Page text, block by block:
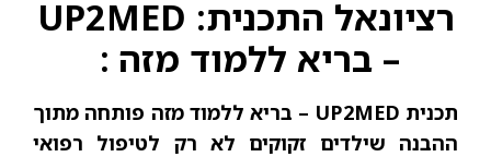
רציונאל התכנית: UP2MED
– בריא ללמוד מזה:
תכנית UP2MED –
בריא ללמוד מזה פותחה מתוך
ההבנה שילדים זקוקים לא רק לטיפול רפואי